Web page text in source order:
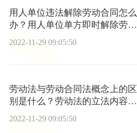
用人单位违法解除劳动合同怎么
办？用人单位单方即时解除劳动
合同的条件？
2022-11-29 09:05:50
劳动法与劳动合同法概念上的区
别是什么？劳动法的立法内容是
什么？
2022-11-29 09:05:50